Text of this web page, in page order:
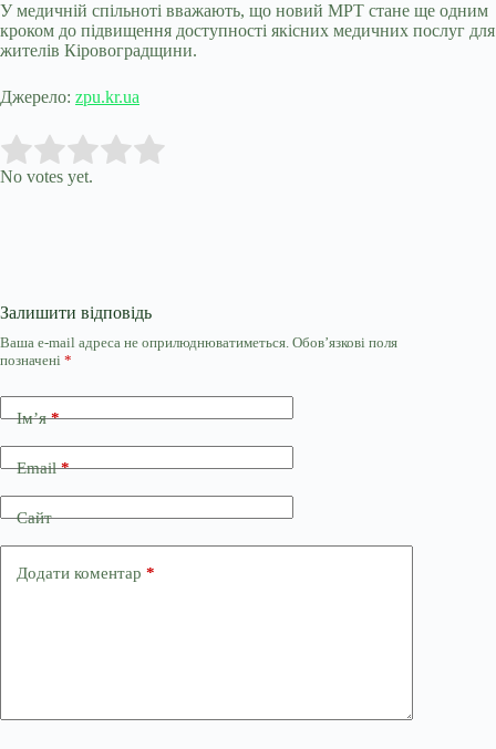
У медичній спільноті вважають, що новий МРТ стане ще одним
кроком до підвищення доступності якісних медичних послуг для
жителів Кіровоградщини.
Джерело: zpu.kr.ua
Rate this item:
No votes yet.
Залишити відповідь
Ваша e-mail адреса не оприлюднюватиметься. Обов’язкові поля
позначені *
Ім’я*
Email*
Сайт
Додати коментар *